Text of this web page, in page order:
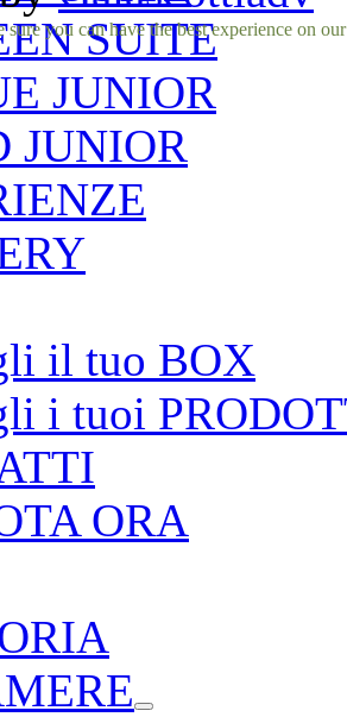
SUITE
JUNIOR
JUNIOR
il tuo BOX
i tuoi
ORA
sure you can have the best experience on